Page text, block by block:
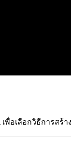
เพื่อเลือกวิธีกา